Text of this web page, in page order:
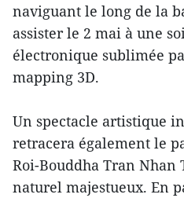
naviguant le long de la
assister le 2 mai à une
électronique sublimée
mapping 3D.
Un spectacle artistique
retracera également le
Roi-Bouddha Tran Nhan
naturel majestueux. En